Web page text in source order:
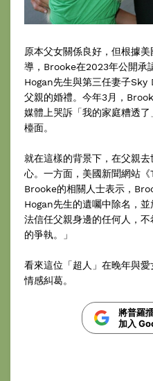
原本父女關係良好，但根據
導，Brooke在2023年公開承
Hogan先生與第三任妻子
父親的婚禮。今年3月，
媒體上哭訴「我的家庭糟透
檯面。
就在這樣的背景下，在父親
心。一方面，美國新聞網站
Brooke的相關人士表示，
Hogan先生的遺囑中除名，
法信任父親身邊的任何人，
的爭執。」
看來這位「超人」在晚年與
情感糾葛。
將普羅
加入